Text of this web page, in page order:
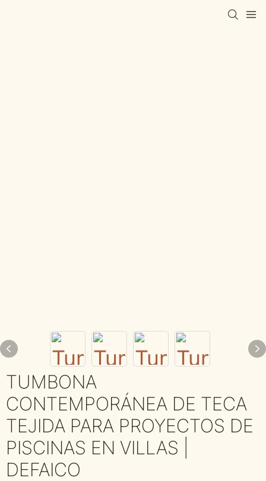
TUMBONA
CONTEMPORÁNEA DE TECA
TEJIDA PARA PROYECTOS DE
PISCINAS EN VILLAS |
DEFAICO